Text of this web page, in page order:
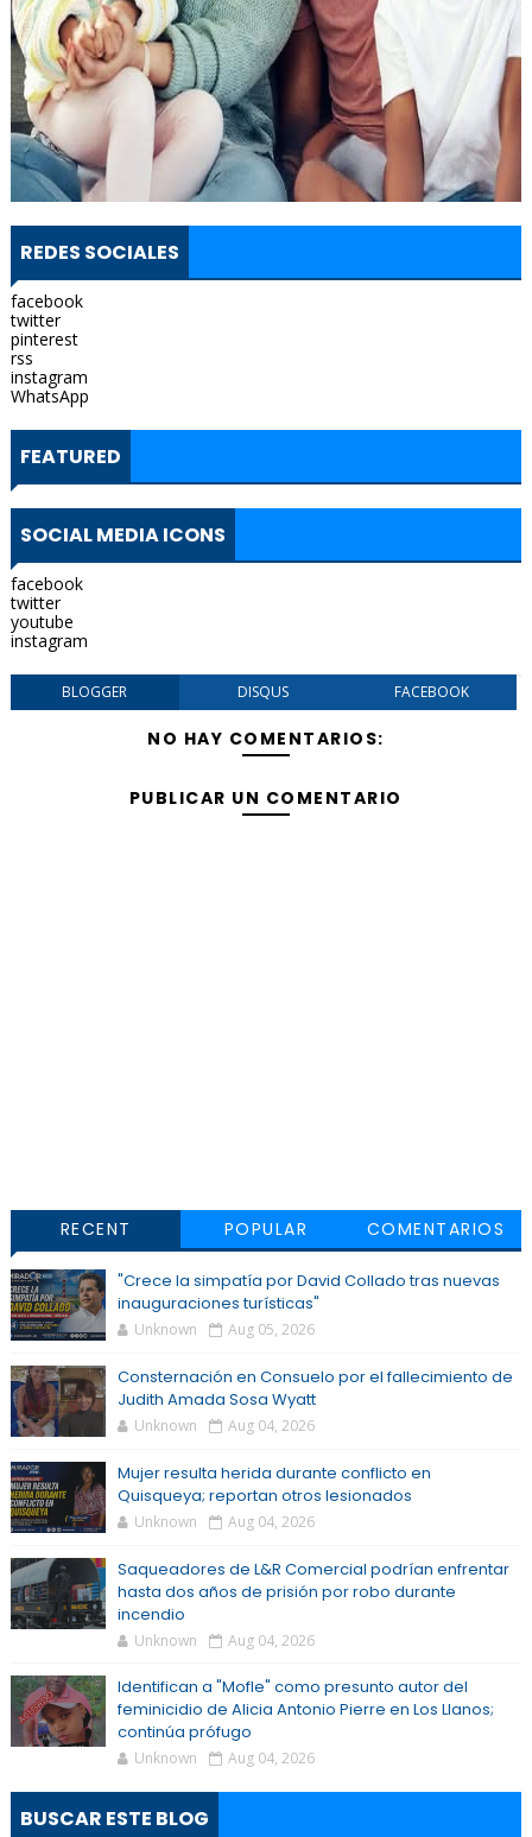
REDES SOCIALES
facebook
twitter
pinterest
rss
instagram
WhatsApp
FEATURED
SOCIAL MEDIA ICONS
facebook
twitter
youtube
instagram
BLOGGER DISQUS FACEBOOK
NO HAY COMENTARIOS:
PUBLICAR UN COMENTARIO
RECENT POPULAR COMENTARIOS
"Crece la simpatía por David Collado tras nuevas
inauguraciones turísticas"
Unknown Aug 05, 2026
Consternación en Consuelo por el fallecimiento de
Judith Amada Sosa Wyatt
Unknown Aug 04, 2026
Mujer resulta herida durante conflicto en
Quisqueya; reportan otros lesionados
Unknown Aug 04, 2026
Saqueadores de L&R Comercial podrían enfrentar
hasta dos años de prisión por robo durante
incendio
Unknown Aug 04, 2026
Identifican a "Mofle" como presunto autor del
feminicidio de Alicia Antonio Pierre en Los Llanos;
continúa prófugo
Unknown Aug 04, 2026
BUSCAR ESTE BLOG